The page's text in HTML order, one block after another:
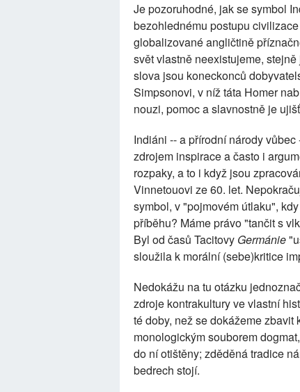
Je pozoruhodné, jak se symbol
bezohlednému postupu
globalizované angličtině
svět vlastně neexistujeme,
slova jsou koneckonců
Simpsonovi, v níž táta Homer
nouzi, pomoc a slavnostně je
Indiáni -- a přírodní národy
zdrojem inspirace a často i
rozpaky, a to i když jsou
Vinnetouovi ze 60. let.
symbol, v "pojmovém útlaku",
příběhu? Máme právo "tančit s
Byl od časů Tacitovy Germánie
sloužila k morální (sebe)kritice
Nedokážu na tu otázku
zdroje kontrakultury ve vlastní
té doby, než se dokážeme
monologickým souborem
do ní otištěny; zděděná tradice
bedrech stojí.